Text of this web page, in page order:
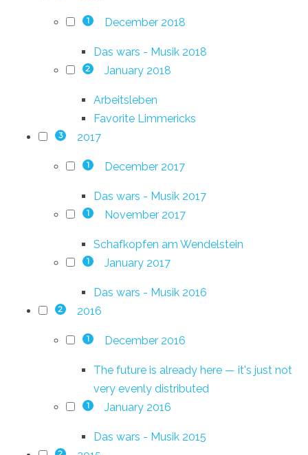
1 December 2018
Das wars - Musik 2018
2 January 2018
Arbeitsleben
Favorite Limmericks
3 2017
1 December 2017
Das wars - Musik 2017
1 November 2017
Schafkopfen am Wendelstein
1 January 2017
Das wars - Musik 2016
2 2016
1 December 2016
The future is already here — it's just not
very evenly distributed
1 January 2016
Das wars - Musik 2015